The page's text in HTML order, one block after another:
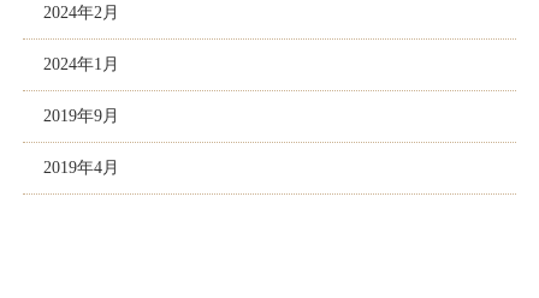
2024年2月
2024年1月
2019年9月
2019年4月